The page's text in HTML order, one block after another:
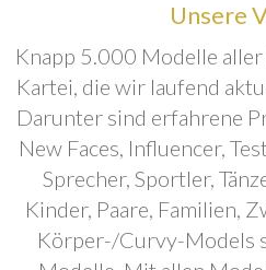
Unsere
Knapp 5.000 Modelle
Kartei, die wir laufend
Darunter sind erfahrene
New Faces, Influencer,
Sprecher, Sportler,
Kinder, Paare, Familien,
Körper-/Curvy-Models